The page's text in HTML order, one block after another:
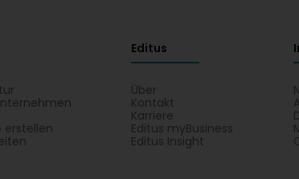
Editus
Über
Kontakt
Karriere
Editus myBusiness
Editus Insight